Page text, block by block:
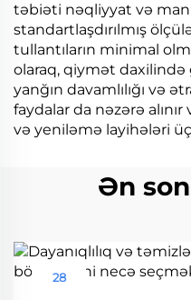
təbiəti nəqliyyat və
standartlaşdırılmış
tullantıların minimal
olaraq, qiymət
yanğın davamlılığı və
faydalar da nəzərə
və yeniləmə layihələri
Ən
28